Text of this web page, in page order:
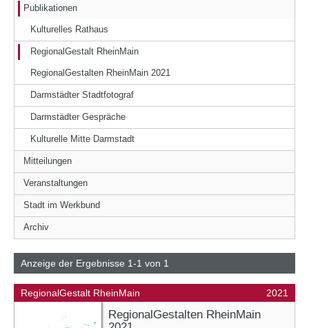
Publikationen
Kulturelles Rathaus
RegionalGestalt RheinMain
RegionalGestalten RheinMain 2021
Darmstädter Stadtfotograf
Darmstädter Gespräche
Kulturelle Mitte Darmstadt
Mitteilungen
Veranstaltungen
Stadt im Werkbund
Archiv
Anzeige der Ergebnisse 1-1 von 1
RegionalGestalt RheinMain 2021
RegionalGestalten RheinMain